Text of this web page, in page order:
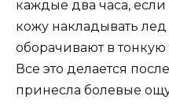
каждые два часа, если
кожу накладывать
оборачивают в
Все это делается
принесла болевые